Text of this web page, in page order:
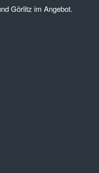
Görlitz im Angebot.